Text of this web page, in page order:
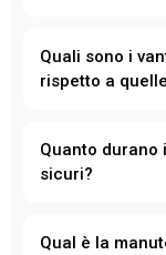
proprietà
e che richieda
Alluminio: È
Quali sono i
rispetto a
smartphone,
manomettere,
Quanto durano
sicuri?
Qual è la